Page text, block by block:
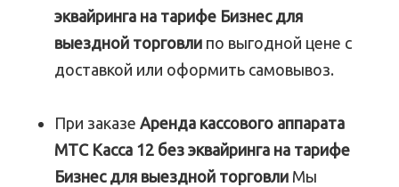
эквайринга на тарифе Бизнес для
выездной торговли по выгодной цене с
доставкой или оформить самовывоз.
При заказе Аренда кассового аппарата
МТС Касса 12 без эквайринга на тарифе
Бизнес для выездной торговли Мы